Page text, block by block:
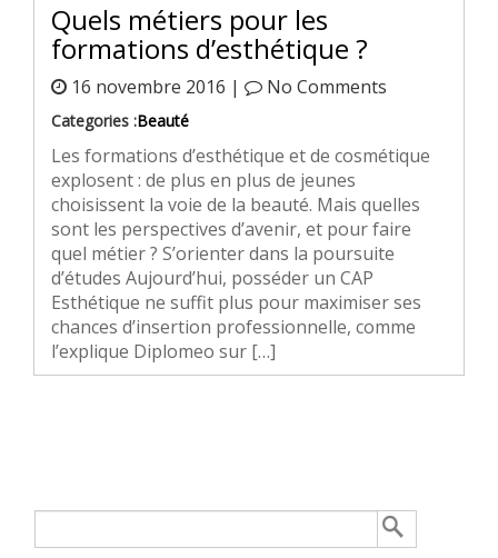
Quels métiers pour les
formations d’esthétique ?
16 novembre 2016 | No Comments
Categories :Beauté
Les formations d’esthétique et de cosmétique
explosent : de plus en plus de jeunes
choisissent la voie de la beauté. Mais quelles
sont les perspectives d’avenir, et pour faire
quel métier ? S’orienter dans la poursuite
d’études Aujourd’hui, posséder un CAP
Esthétique ne suffit plus pour maximiser ses
chances d’insertion professionnelle, comme
l’explique Diplomeo sur […]